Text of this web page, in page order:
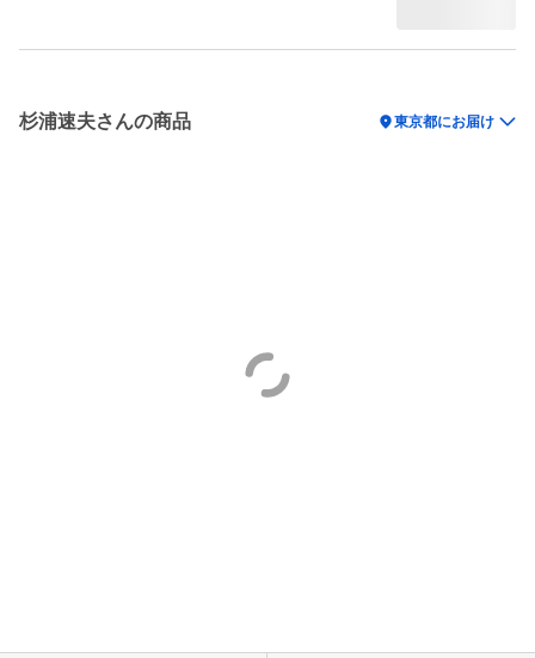
杉浦速夫さんの商品 location_on東京都にお届け